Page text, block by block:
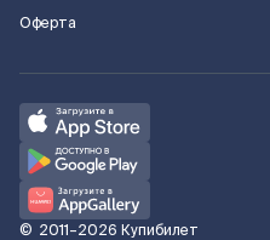
Оферта
© 2011–2026 Купибилет